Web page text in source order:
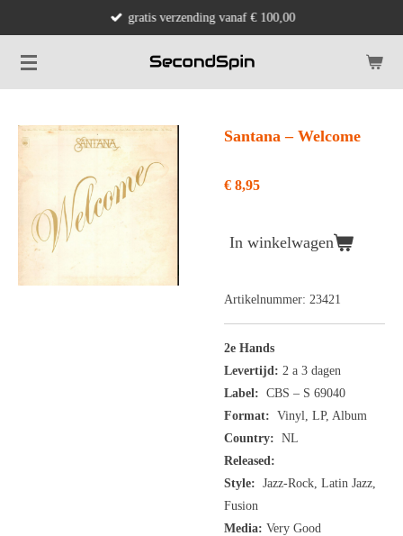
naar
de
gratis verzending vanaf € 100,00
Santana – Welcome
€ 8,95
In winkelwagen
Artikelnummer: 23421
2e Hands
Levertijd: 2 a 3 dagen
Label: CBS – S 69040
Format: Vinyl, LP, Album
Country: NL
Released:
Style: Jazz-Rock, Latin Jazz,
Fusion
Media: Very Good